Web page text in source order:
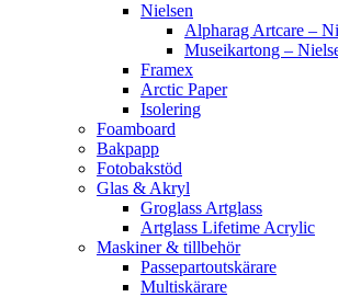
Nielsen
Alpharag Artcare –
Museikartong –
Framex
Arctic Paper
Isolering
Foamboard
Bakpapp
Fotobakstöd
Glas & Akryl
Groglass Artglass
Artglass Lifetime Acrylic
Maskiner & tillbehör
Passepartoutskärare
Multiskärare